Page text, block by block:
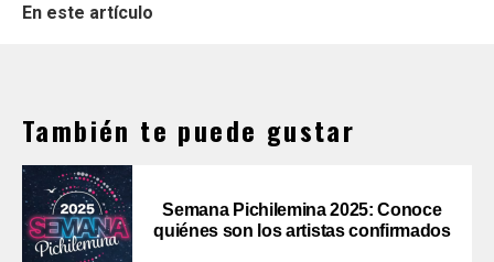
En este artículo
También te puede gustar
Semana Pichilemina 2025: Conoce
quiénes son los artistas confirmados